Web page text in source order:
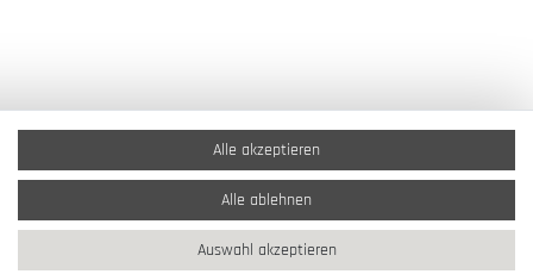
Alle akzeptieren
Alle ablehnen
Auswahl akzeptieren